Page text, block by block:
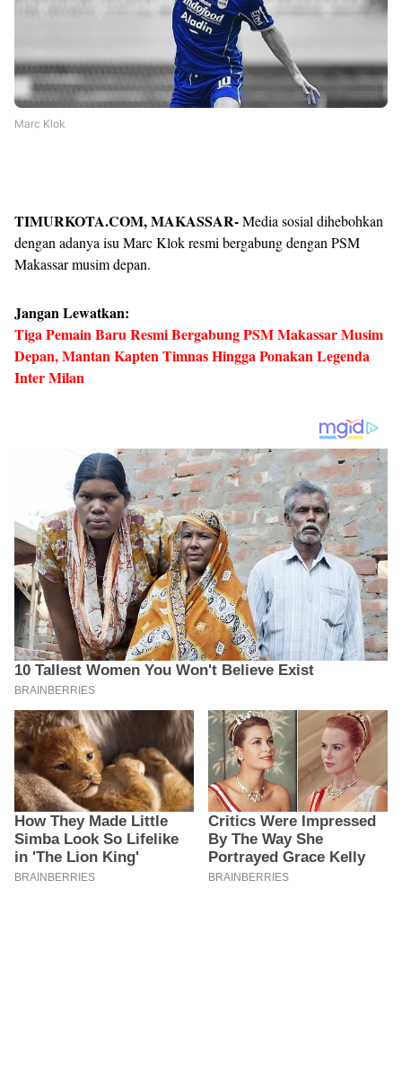
Marc Klok
TIMURKOTA.COM, MAKASSAR-Media sosial dihebohkan
dengan adanya isu Marc Klok resmi bergabung dengan PSM
Makassar musim depan.
Jangan Lewatkan:
Tiga Pemain Baru Resmi Bergabung PSM Makassar Musim
Depan, Mantan Kapten Timnas Hingga Ponakan Legenda
Inter Milan